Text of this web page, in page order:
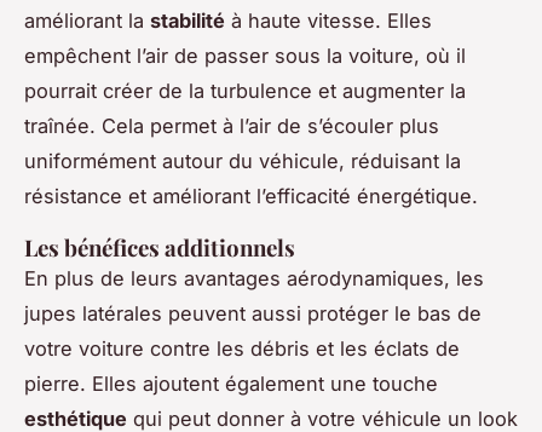
améliorant la stabilité à haute vitesse. Elles
empêchent l’air de passer sous la voiture, où il
pourrait créer de la turbulence et augmenter la
traînée. Cela permet à l’air de s’écouler plus
uniformément autour du véhicule, réduisant la
résistance et améliorant l’efficacité énergétique.
Les bénéfices additionnels
En plus de leurs avantages aérodynamiques, les
jupes latérales peuvent aussi protéger le bas de
votre voiture contre les débris et les éclats de
pierre. Elles ajoutent également une touche
esthétique qui peut donner à votre véhicule un look